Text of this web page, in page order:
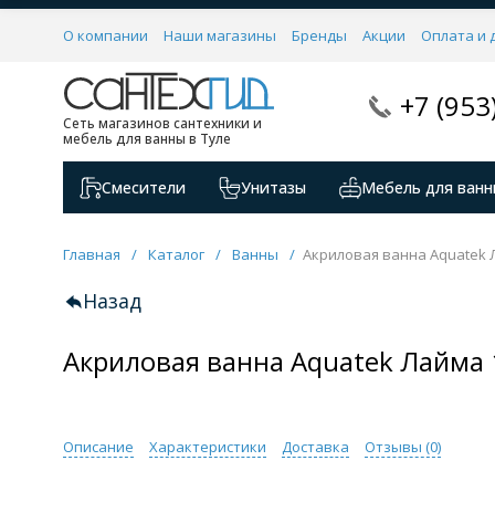
О компании Наши магазины Бренды Акции Оплата и
Сеть магазинов сантехники и
мебель для ванны в Туле
+7
Смесители Унитазы Мебель для
Главная / Каталог / Ванны / Акриловая ванна Aquatek
Назад
Акриловая ванна Aquatek Лайма
Описание Характеристики Доставка Отзывы (0)